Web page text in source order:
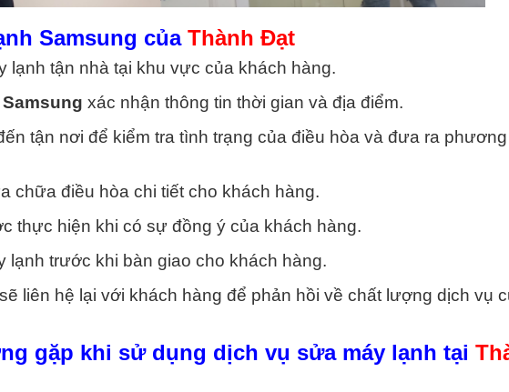
Samsung của Thành Đạt
lạnh tận nhà tại khu vực của khách hàng.
xác nhận thông tin thời gian và địa điểm.
tận nơi để kiểm tra tình trạng của điều hòa và đưa ra
chữa điều hòa chi tiết cho khách hàng.
thực hiện khi có sự đồng ý của khách hàng.
lạnh trước khi bàn giao cho khách hàng.
liên hệ lại với khách hàng để phản hồi về chất lượng dịch vụ
gặp khi sử dụng dịch vụ sửa máy lạnh tại